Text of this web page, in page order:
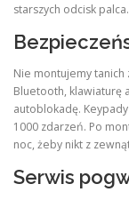
starszych odcisk palca.
Nie montujemy tanich
Bluetooth, klawiaturę
autoblokadę.
1000 zdarzeń. Po
noc, żeby nikt z
Serwis